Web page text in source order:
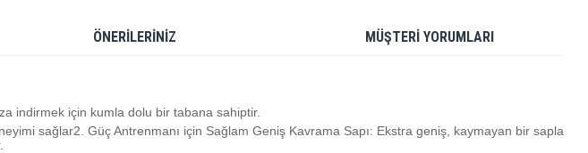
ÖNERİLERİNİZ MÜŞTERİ YORUMLARI
indirmek için kumla dolu bir tabana sahiptir.
sağlar2. Güç Antrenmanı için Sağlam Geniş Kavrama Sapı: Ekstra geniş, kaymayan bir sapla